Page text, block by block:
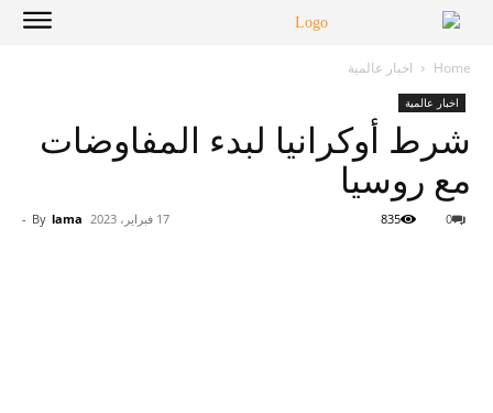
Home اخبار عالمية
اخبار عالمية
شرط أوكرانيا لبدء المفاوضات
مع روسيا
By lama
- 17 فبراير، 2023 0
835